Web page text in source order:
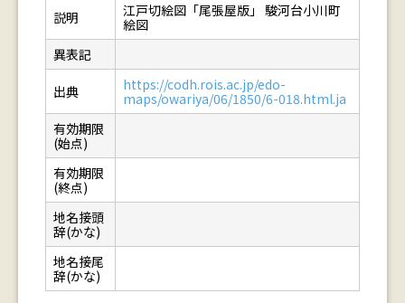
説明
江戸切絵図「尾張屋版」 駿河台小川町
絵図
異表記
出典
https://codh.rois.ac.jp/edo-
maps/owariya/06/1850/6-018.html.ja
有効期限
(始点)
有効期限
(終点)
地名接頭
辞(かな)
地名接尾
辞(かな)